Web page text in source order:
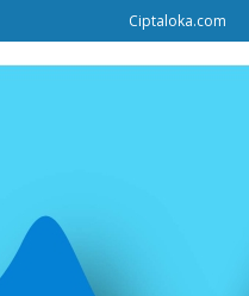
Ciptaloka.com